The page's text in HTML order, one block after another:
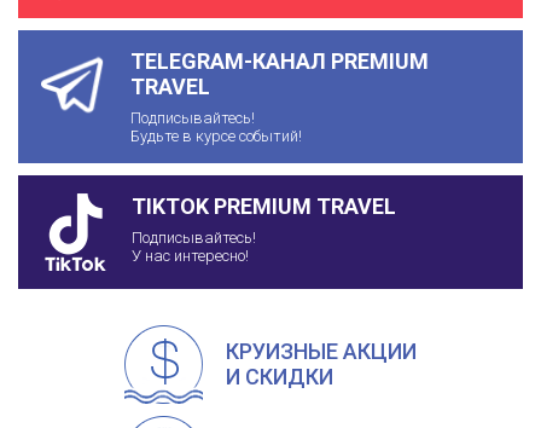
TELEGRAM-КАНАЛ PREMIUM
TRAVEL
Подписывайтесь!
Будьте в курсе событий!
TIKTOK PREMIUM TRAVEL
Подписывайтесь!
У нас интересно!
КРУИЗНЫЕ АКЦИИ
И СКИДКИ